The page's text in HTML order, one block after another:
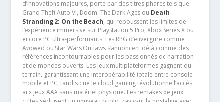
d’innovations majeures, porté par des titres phares tels que
Grand Theft Auto VI, Doom: The Dark Ages ou Death
Stranding 2: On the Beach, qui repoussent les limites de
l’expérience immersive sur PlayStation 5 Pro, Xbox Series X ou
encore PC ultra-performants. Les RPG d’envergure comme
Avowed ou Star Wars Outlaws s’annoncent déjà comme des
références incontournables pour les passionnés de narration
et de mondes ouverts. Les jeux multiplateformes gagnent du
terrain, garantissant une interopérabilité totale entre console,
mobile et PC, tandis que le cloud gaming révolutionne l’accès
aux jeux AAA sans matériel physique. Les remakes de jeux